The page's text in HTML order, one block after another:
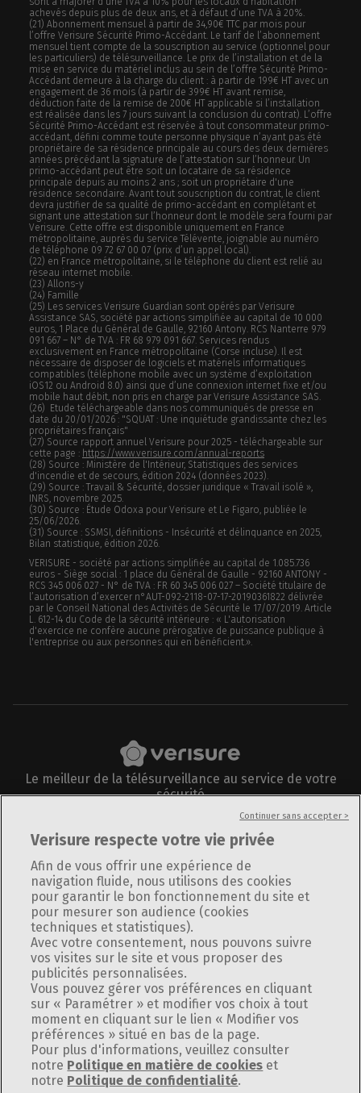
achevés depuis plus de deux ans, et à défaut d’une TVA à 20%.
(21) Abonnement mensuel à partir de 34,90€ TTC par mois pour
l’offre Verisure Sécurité Primo-Accédant. Le tarif de l’abonnement
mensuel tient compte de la souscription au service (optionnel pour
les particuliers) de télésurveillance. Le prix de l’installation et de la
mise en service du matériel inclus au sein de l’offre Sécurité Primo-
Accédant demeure à la charge du client : à partir de 199€ HT avec un
engagement de 36 mois (à partir de 399€ HT avant remise,
déduction faite de la remise de 200€ HT applicable si l’installation
est réalisée dans les 7 jours suivant la conclusion du contrat). L’offre
Sécurité Primo-Accédant est réservée à tout consommateur primo-
accédant, défini comme toute personne physique n’ayant pas été
propriétaire de sa résidence principale au cours des deux dernières
années précédant la signature de l’attestation sur l’honneur. Un
primo-accédant peut être soit un locataire de sa résidence
principale depuis au moins 2 ans ; soit un propriétaire d'une
résidence secondaire. Avant tout souscription du contrat, le client
devra justifier de sa qualité de primo-accédant en complétant et
signant une attestation sur l’honneur dont le modèle sera fourni par
Verisure. Cette offre est disponible uniquement en France
métropolitaine, auprès du service Télévente, joignable au numéro
de téléphone 09 72 67 00 07 (prix d’un appel local).
(22) en France métropolitaine, si le téléphone du client est relié au
réseau internet mobile.
(23) Allons-y
(24) Famille
(25) Les services Verisure Guardian sont opérés par Verisure
Assistance SAS, société par actions simplifiée au capital de 10 000
euros, 1 Place du Général de Gaulle, 92160 Antony. RCS Nanterre 979
091 667 – N° de TVA : FR 68 979 091 667. Services rendus
exclusivement en France métropolitaine (Corse incluse). Il est
nécessaire de disposer de logiciels et matériels informatiques
compatibles (téléphone mobile avec un système d’exploitation
iOS12 ou Android 8.0) ainsi que d’une connexion internet fixe et/ou
mobile haut débit, non pris en charge par Verisure Assistance SAS.
(26) Etude téléchargeable dans nos communiqués de presse en
date du 20/01/2026 : "SQUAT : Une inquiétude grandissante chez les
propriétaires français"
(27) Source rapport annuel Verisure pour 2025 - téléchargeable sur
cette page : https://www.verisure.com/annual-reports
(28) Source : Ministère de l'Intérieur, Statistiques des services
d'incendie et de secours, édition 2024 (données 2023).
(29) Source : Travail & Sécurité, dossier juridique « Travail isolé »,
INRS, novembre 2025.
(30) Source : Étude Odoxa pour Verisure et Le Figaro, publiée le
25/06/2026.
(31) Source : SSMSI, définitions - Insécurité et délinquance en 2025,
Bilan statistique, édition 2026.
VERISURE - société par actions simplifiée au capital de 1.085.736
euros - Siège social : 1 place du Général de Gaulle - 92160 ANTONY -
RCS 345 006 027 - N° de TVA : FR 60 345 006 027 – Société titulaire de
l’autorisation d’exercer n°AUT-092-2118-07-17-20190361822 délivrée
par le Conseil National des Activités de Sécurité le 17/07/2019. Article
L. 612-14 du Code de la sécurité intérieure : « L'autorisation
d'exercice ne confère aucune prérogative de puissance publique à
l'entreprise ou aux personnes qui en bénéficient.».
Le meilleur de la télésurveillance au service de votre
sécurité
Informations légales
Plan du site
Politique de confidentialité
Utilisation des cookies
Politique de divulgation responsable
Gérer Utiq
Modifier vos préférences
Verisure respecte votre vie privée
Afin de vous offrir une expérience de
navigation fluide, nous utilisons des cookies
pour garantir le bon fonctionnement du site et
pour mesurer son audience (cookies
techniques et statistiques).
Avec votre consentement, nous pouvons suivre
vos visites sur le site et vous proposer des
publicités personnalisées.
Vous pouvez gérer vos préférences en cliquant
sur « Paramétrer » et modifier vos choix à tout
moment en cliquant sur le lien « Modifier vos
préférences » situé en bas de la page.
Pour plus d'informations, veuillez consulter
notre Politique en matière de cookies et
notre Politique de confidentialité.
Continuer sans accepter >